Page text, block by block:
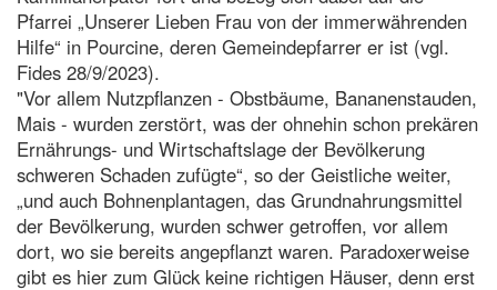
Pfarrei „Unserer Lieben Frau von der immerwährenden
Hilfe“ in Pourcine, deren Gemeindepfarrer er ist (vgl.
Fides 28/9/2023).
"Vor allem Nutzpflanzen - Obstbäume, Bananenstauden,
Mais - wurden zerstört, was der ohnehin schon prekären
Ernährungs- und Wirtschaftslage der Bevölkerung
schweren Schaden zufügte“, so der Geistliche weiter,
„und auch Bohnenplantagen, das Grundnahrungsmittel
der Bevölkerung, wurden schwer getroffen, vor allem
dort, wo sie bereits angepflanzt waren. Paradoxerweise
gibt es hier zum Glück keine richtigen Häuser, denn erst